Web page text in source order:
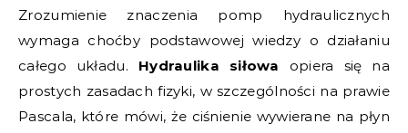
Zrozumienie znaczenia pomp hydraulicznych
wymaga choćby podstawowej wiedzy o działaniu
całego układu. Hydraulika siłowa opiera się na
prostych zasadach fizyki, w szczególności na prawie
Pascala, które mówi, że ciśnienie wywierane na płyn